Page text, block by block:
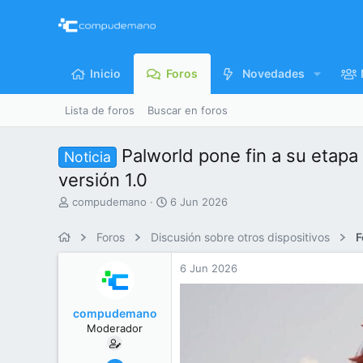
Inicio Foros Novedades
Lista de foros Buscar en foros
Noticia
Palworld pone fin a su
versión 1.0
I
r
compudemano
F
h
6 Jun 2026
Foros Discusión sobre otros dispositivos
compudemano
Moderador
6 Jun 2026